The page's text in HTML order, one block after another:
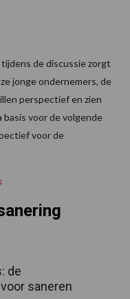
de discussie zorgt
jonge ondernemers, de
perspectief en zien
voor de volgende
voor de
de
saneren